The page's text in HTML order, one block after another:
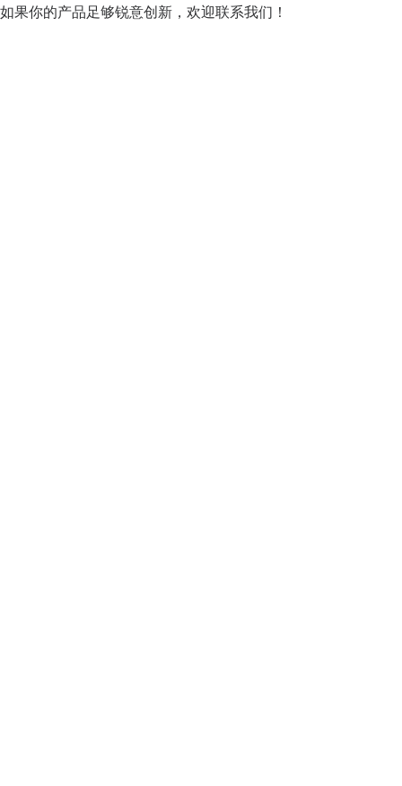
如果你的产品足够锐意创新，欢迎联系我们 ！